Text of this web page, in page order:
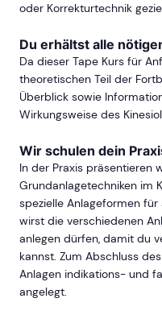
oder Korrekturtechnik
Du erhältst alle
Da dieser Tape Kurs für
theoretischen Teil der
Überblick sowie
Wirkungsweise des
Wir schulen dein
In der Praxis präsentieren
Grundanlagetechniken im
spezielle Anlageformen
wirst die verschiedenen
anlegen dürfen, damit du
kannst. Zum Abschluss
Anlagen indikations- und
angelegt.